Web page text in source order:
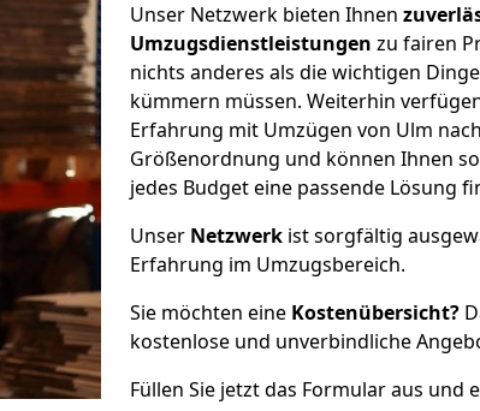
Unser Netzwerk bieten Ihnen
Umzugsdienstleistungen zu fairen
nichts anderes als die wichtigen
kümmern müssen. Weiterhin
Erfahrung mit Umzügen von Ulm
Größenordnung und können Ihnen
jedes Budget eine passende Lösung
Unser Netzwerk ist sorgfältig
Erfahrung im Umzugsbereich.
Sie möchten eine Kostenübersicht?
kostenlose und unverbindliche
Füllen Sie jetzt das Formular aus und